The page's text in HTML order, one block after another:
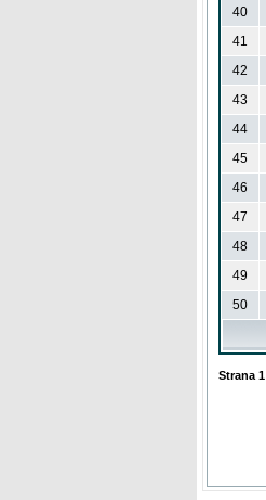
40
41
42
43
44
45
46
47
48
49
50
Strana 1